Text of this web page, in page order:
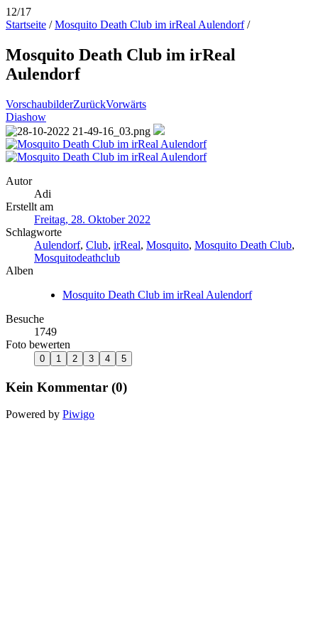
12/17
Startseite /Mosquito Death Club im irReal Aulendorf/
Mosquito Death Club im irReal
Aulendorf
VorschaubilderZurückVorwärts
Diashow
Autor
Adi
Erstellt am
Freitag, 28. Oktober 2022
Schlagworte
Aulendorf, Club, irReal, Mosquito, Mosquito Death Club,
Mosquitodeathclub
Alben
Mosquito Death Club im irReal Aulendorf
Besuche
1749
Foto bewerten
Kein Kommentar (0)
Powered by Piwigo